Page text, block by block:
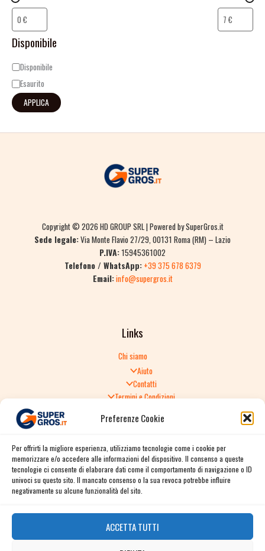
Preferenze Cookie
Per offrirti la migliore esperienza, utilizziamo tecnologie come i cookie per
memorizzare e/o accedere alle informazioni del dispositivo. Il consenso a queste
tecnologie ci consente di elaborare dati come il comportamento di navigazione o ID
univoci su questo sito. Il mancato consenso o la sua revoca potrebbe influire
negativamente su alcune funzionalità del sito.
ACCETTA TUTTI
Disponibile
Disponibile
Esaurito
APPLICA
Copyright © 2026 HD GROUP SRL | Powered by SuperGros.it
Sede legale:Via Monte Flavio 27/29, 00131 Roma (RM) – Lazio
P.IVA:15945361002
Telefono / WhatsApp: +39 375 678 6379
Email:info@supergros.it
Links
Chi siamo
Aiuto
Contatti
Termini e Condizioni
Politica di Reso
Spedizione e consegna
Informativa sulla Privacy
Cookie Policy
Facebook